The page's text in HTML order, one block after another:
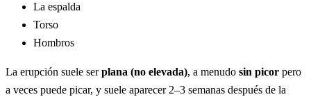
La espalda
Torso
Hombros
La erupción suele serplana (no elevada), a menudo sin picor pero
a veces puede picar, y suele aparecer 2–3 semanas después de la